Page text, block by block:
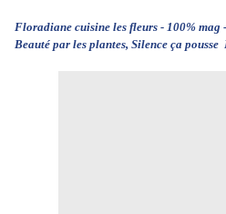
Floradiane cuisine les fleurs - 100% mag
Beauté par les plantes, Silence ça pousse